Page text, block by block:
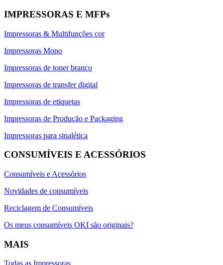
IMPRESSORAS E MFPs
Impressoras & Multifunções cor
Impressoras Mono
Impressoras de toner branco
Impressoras de transfer digital
Impressoras de etiquetas
Impressoras de Produção e Packaging
Impressoras para sinalética
CONSUMÍVEIS E ACESSÓRIOS
Consumíveis e Acessórios
Novidades de consumíveis
Reciclagem de Consumíveis
Os meus consumíveis OKI são originais?
MAIS